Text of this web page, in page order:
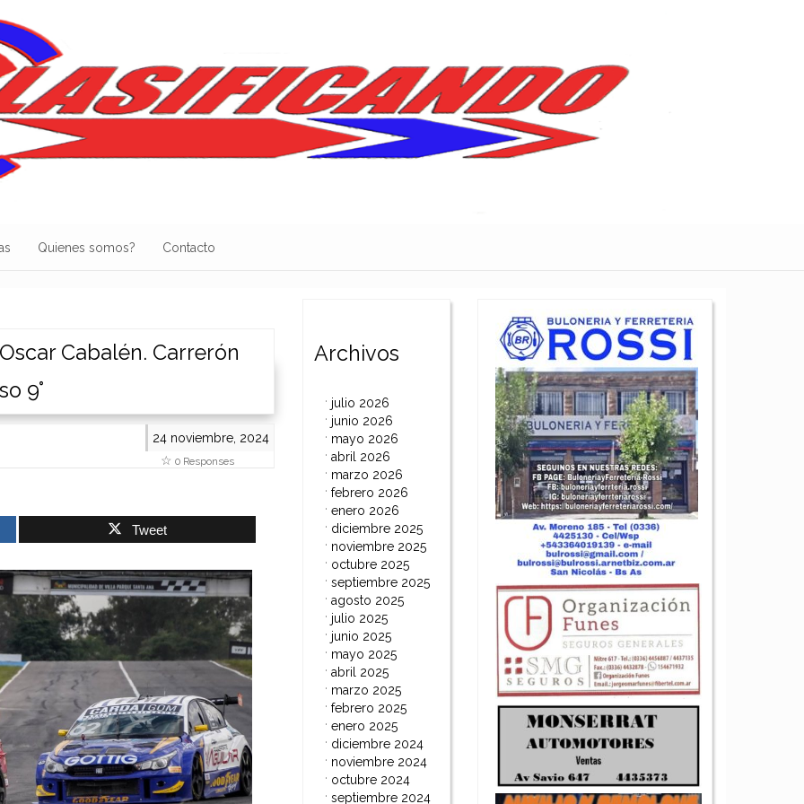
Quienes somos? Contacto
Cabalén. Carrerón
9°
24 noviembre, 2024
0 Responses
Tweet
Archivos
julio 2026
junio 2026
mayo 2026
abril 2026
marzo 2026
febrero 2026
enero 2026
diciembre 2025
noviembre 2025
octubre 2025
septiembre 2025
agosto 2025
julio 2025
junio 2025
mayo 2025
abril 2025
marzo 2025
febrero 2025
enero 2025
diciembre 2024
noviembre 2024
octubre 2024
septiembre 2024